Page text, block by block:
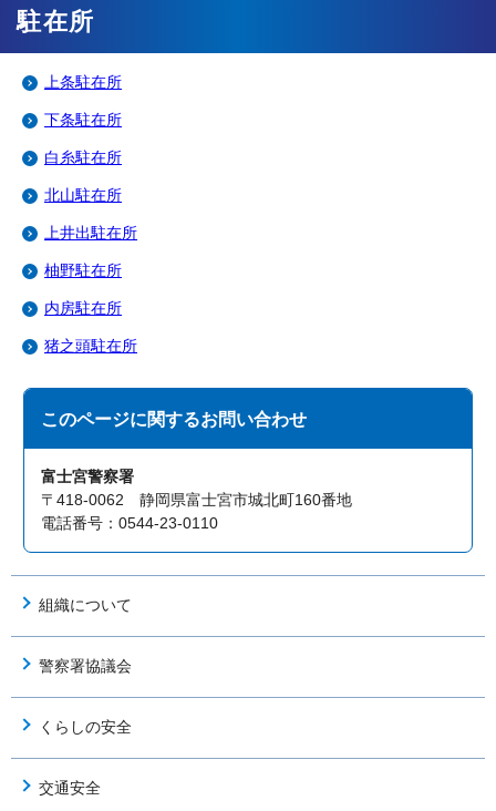
駐在所
上条駐在所
下条駐在所
白糸駐在所
北山駐在所
上井出駐在所
柚野駐在所
内房駐在所
猪之頭駐在所
このページに関するお問い合わせ
富士宮警察署
〒418-0062 静岡県富士宮市城北町160番地
電話番号：0544-23-0110
組織について
警察署協議会
くらしの安全
交通安全